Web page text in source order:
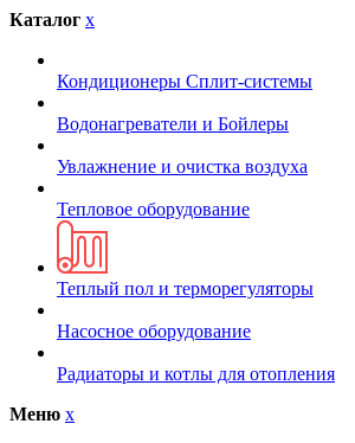
Каталог x
Кондиционеры Сплит-системы
Водонагреватели и Бойлеры
Увлажнение и очистка воздуха
Тепловое оборудование
Теплый пол и терморегуляторы
Насосное оборудование
Радиаторы и котлы для отопления
Меню x